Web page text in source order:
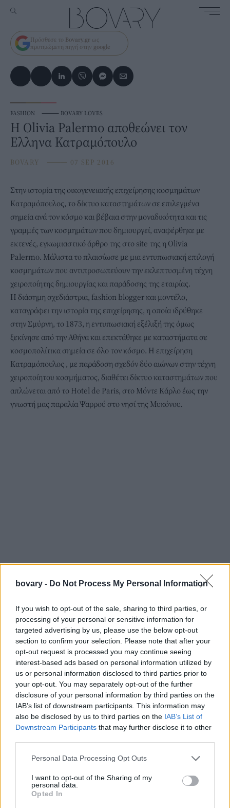
bovary - Do Not Process My Personal Information
If you wish to opt-out of the sale, sharing to third parties, or
processing of your personal or sensitive information for
targeted advertising by us, please use the below opt-out
section to confirm your selection. Please note that after your
opt-out request is processed you may continue seeing
interest-based ads based on personal information utilized by
us or personal information disclosed to third parties prior to
your opt-out. You may separately opt-out of the further
disclosure of your personal information by third parties on the
IAB’s list of downstream participants. This information may
also be disclosed by us to third parties on the IAB’s List of
Downstream Participants that may further disclose it to other
Personal Data Processing Opt Outs
I want to opt-out of the Sharing of my
personal data.
Opted In
Πρόσθεσε το Bovary.gr ως
προτιμώμενη πηγή στην google
FASHION ⸻ BOVARY LOVES
Η Olivia Palermo αποθεώνει τον
Ελληνα Κατραμόπουλο
BOVARY ⸻ 07 SEP 2016
Στην ιστορία της οικογενειακής επιχείρησης κοσμημάτων
Κατραμόπουλος, το δίκτυο καταστημάτων σε επιλεγμένα
σημεία ανά τον κόσμο και βέβαια στην μοναδικότητα και τις
γραμμές των κοσμημάτων που δημιουργεί, αναφέρθηκε με
εκτενές, εγκωμιαστικό άρθρο της στο site της η Olivia
Palermo. Μάλιστα το πλαισίωσε με μια εντυπωσιακή επιλογή
κοσμημάτων που αντιπροσωπεύουν την εκλεπτυσμένη τέχνη
χειροποίητης δημιουργίας και παράδοσης της εταιρίας.
Η διάσημη σχεδιάστρια, fashion blogger και μοντέλο,
καταγράφει την ιστορία της επιχείρησης, η οποία ιδρύθηκε
στην Σμύρνη, το 1873, η εντυπωσιακή εξέλιξή της όμως
ξεκίνησε από την Αθήνα και επεκτάθηκε με καταστήματα σε
κοσμοπολίτικα σημεία σε όλο τον κόσμο. Η επιχείρηση
Κατραμόπουλος , με παράδοση σχεδόν δύο αιώνων στην τέχνη
χειροποίητου κοσμήματος, διαθέτει δίκτυο καταστημάτων που
απλώνεται από το Hotel de Paris, στο Μόντε Κάρλο έως την
γνωστή μας παραλία Ψαρρού στο νησί της Μυκόνου.
Μoto της εταιρίας, απόσταγμα της παράδοσης που έχει
Η επιχείρηση εκτός από τα κοσμήματα που δημιουργεί και
χαρακτηρίζονται από ιδιαίτερες γραμμές, αρτιότητα και